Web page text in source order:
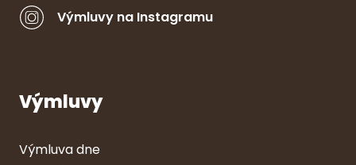
Výmluvy na Instagramu
Výmluvy
Výmluva dne